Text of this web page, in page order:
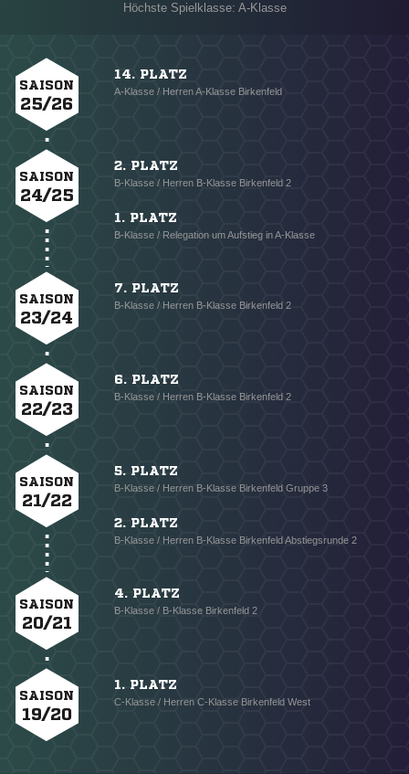
Höchste Spielklasse: A-Klasse
SAISON
25/26
14. PLATZ
A-Klasse / Herren A-Klasse Birkenfeld
SAISON
24/25
2. PLATZ
B-Klasse / Herren B-Klasse Birkenfeld 2
1. PLATZ
B-Klasse / Relegation um Aufstieg in A-Klasse
SAISON
23/24
7. PLATZ
B-Klasse / Herren B-Klasse Birkenfeld 2
SAISON
22/23
6. PLATZ
B-Klasse / Herren B-Klasse Birkenfeld 2
SAISON
21/22
5. PLATZ
B-Klasse / Herren B-Klasse Birkenfeld Gruppe 3
2. PLATZ
B-Klasse / Herren B-Klasse Birkenfeld Abstiegsrunde 2
SAISON
20/21
4. PLATZ
B-Klasse / B-Klasse Birkenfeld 2
SAISON
19/20
1. PLATZ
C-Klasse / Herren C-Klasse Birkenfeld West